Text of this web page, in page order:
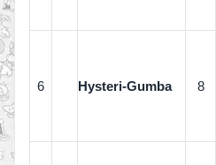
6 Hysteri-Gumba 8